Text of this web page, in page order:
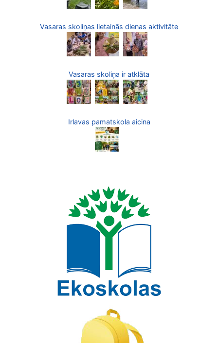
Vasaras skoliņas lietainās dienas aktivitāte
Vasaras skoliņa ir atklāta
Irlavas pamatskola aicina